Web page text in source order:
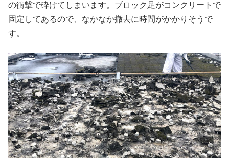
の衝撃で砕けてしまいます。ブロック足がコンクリートで
固定してあるので、なかなか撤去に時間がかかりそうで
す。